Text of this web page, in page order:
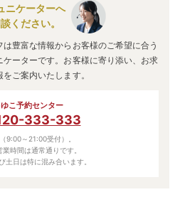
ニケーターへ
ください。
豊富な情報からお客様のご希望に合う
ーターです。お客様に寄り添い、お求
ご案内いたします。
こ予約センター
333-333
9:00～21:00受付）。
時間は通常通りです。
土日は特に混み合います。